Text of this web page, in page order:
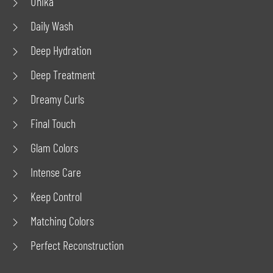
Daily Wash
Deep Hydration
Deep Treatment
Dreamy Curls
Final Touch
Glam Colors
Intense Care
Keep Control
Matching Colors
Perfect Reconstruction